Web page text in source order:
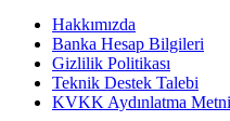
Hakkımızda
Banka Hesap Bilgileri
Gizlilik Politikası
Teknik Destek Talebi
KVKK Aydınlatma Metni